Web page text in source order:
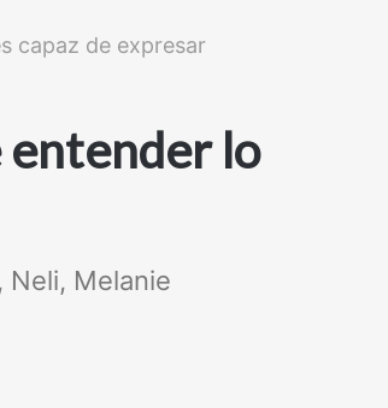
capaz de expresar
lo
Neli, Melanie